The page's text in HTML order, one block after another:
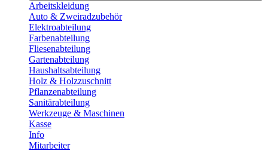
Arbeitskleidung
Auto & Zweiradzubehör
Elektroabteilung
Farbenabteilung
Fliesenabteilung
Gartenabteilung
Haushaltsabteilung
Holz & Holzzuschnitt
Pflanzenabteilung
Sanitärabteilung
Werkzeuge & Maschinen
Kasse
Info
Mitarbeiter